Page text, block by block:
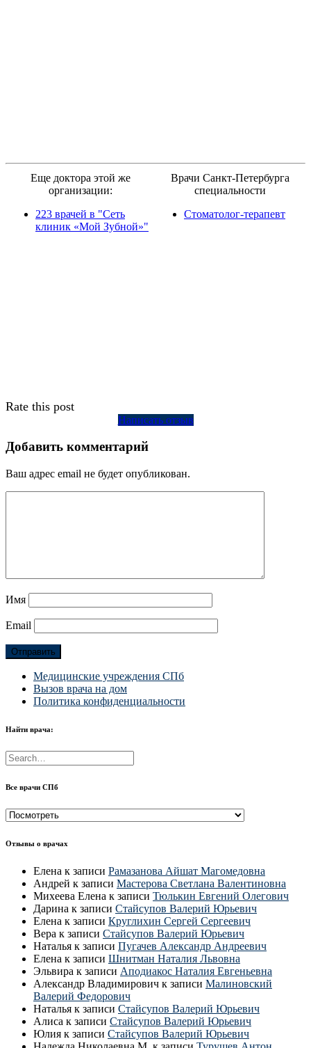
Еще доктора этой же
организации:
223 врачей в "Сеть
клиник «Мой Зубной»"
Врачи Санкт-Петербурга
специальности
Стоматолог-терапевт
Rate this post
Написать отзыв
Добавить комментарий
Ваш адрес email не будет опубликован.
Имя
Email
Медицинские учреждения СПб
Вызов врача на дом
Политика конфиденциальности
Найти врача:
Все врачи СПб
Все
СПб
Отзывы о врачах
Елена к записи Рамазанова Айшат Магомедовна
Андрей к записи Мастерова Светлана Валентиновна
Михеева Елена к записи Тюлькин Евгений Олегович
Дарина к записи Стайсупов Валерий Юрьевич
Елена к записи Круглихин Сергей Сергеевич
Вера к записи Стайсупов Валерий Юрьевич
Наталья к записи Пугачев Александр Андреевич
Елена к записи Шнитман Наталия Львовна
Эльвира к записи Аподиакос Наталия Евгеньевна
Александр Владимирович к записи Малиновский
Валерий Федорович
Наталья к записи Стайсупов Валерий Юрьевич
Алиса к записи Стайсупов Валерий Юрьевич
Юлия к записи Стайсупов Валерий Юрьевич